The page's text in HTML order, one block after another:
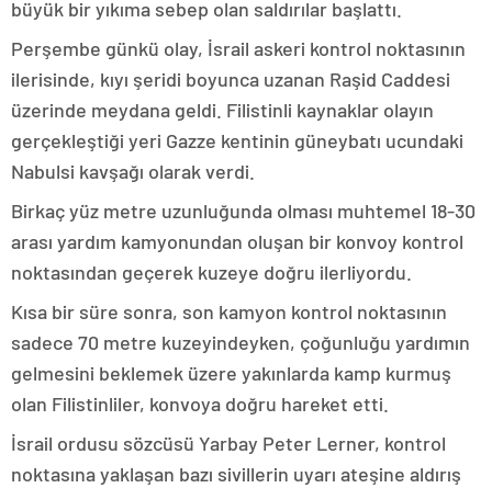
büyük bir yıkıma sebep olan saldırılar başlattı.
Perşembe günkü olay, İsrail askeri kontrol noktasının
ilerisinde, kıyı şeridi boyunca uzanan Raşid Caddesi
üzerinde meydana geldi. Filistinli kaynaklar olayın
gerçekleştiği yeri Gazze kentinin güneybatı ucundaki
Nabulsi kavşağı olarak verdi.
Birkaç yüz metre uzunluğunda olması muhtemel 18-30
arası yardım kamyonundan oluşan bir konvoy kontrol
noktasından geçerek kuzeye doğru ilerliyordu.
Kısa bir süre sonra, son kamyon kontrol noktasının
sadece 70 metre kuzeyindeyken, çoğunluğu yardımın
gelmesini beklemek üzere yakınlarda kamp kurmuş
olan Filistinliler, konvoya doğru hareket etti.
İsrail ordusu sözcüsü Yarbay Peter Lerner, kontrol
noktasına yaklaşan bazı sivillerin uyarı ateşine aldırış